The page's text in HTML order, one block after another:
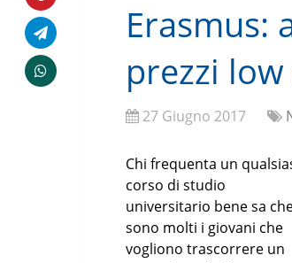
Erasmus:
prezzi
27 Giugno 2017
Chi frequenta un
corso di studio
universitario bene sa
sono molti i giovani che
vogliono trascorrere un